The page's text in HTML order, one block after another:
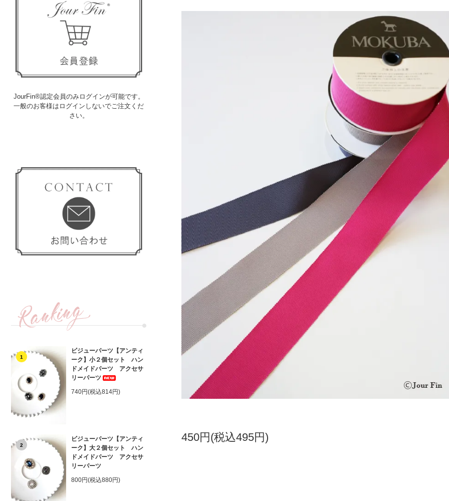
JourFin®認定会員のみログインが可能です。
一般のお客様はログインしないでご注文くだ
さい。
1
ビジューパーツ【アンティ
ーク】小２個セット ハン
ドメイドパーツ アクセサ
リーパーツ
740円(税込814円)
2
ビジューパーツ【アンティ
ーク】大２個セット ハン
ドメイドパーツ アクセサ
リーパーツ
800円(税込880円)
450円(税込495円)